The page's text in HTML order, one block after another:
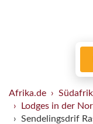
Afrika.de
Lodges in der
Sendelingsdrif